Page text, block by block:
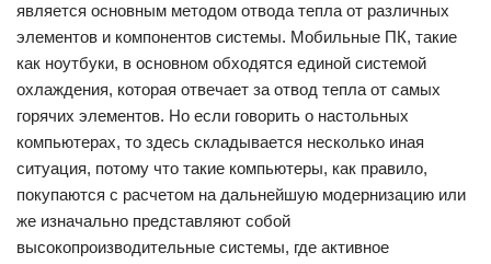
является основным методом отвода тепла от различных
элементов и компонентов системы. Мобильные ПК, такие
как ноутбуки, в основном обходятся единой системой
охлаждения, которая отвечает за отвод тепла от самых
горячих элементов. Но если говорить о настольных
компьютерах, то здесь складывается несколько иная
ситуация, потому что такие компьютеры, как правило,
покупаются с расчетом на дальнейшую модернизацию или
же изначально представляют собой
высокопроизводительные системы, где активное